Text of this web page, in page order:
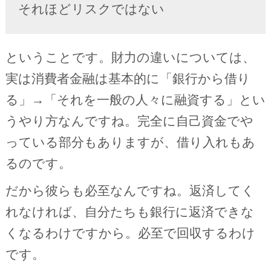
それほどリスクではない
ということです。財力の違いについては、
実は消費者金融は基本的に「銀行から借り
る」→「それを一般の人々に融資する」とい
うやり方なんですね。完全に自己資金でや
っている部分もありますが、借り入れもあ
るのです。
だから彼らも必至なんですね。返済してく
れなければ、自分たちも銀行に返済できな
くなるわけですから。必至で回収するわけ
です。